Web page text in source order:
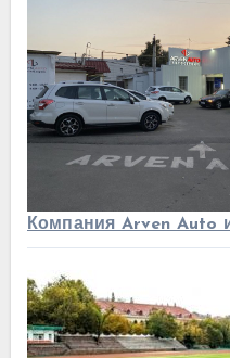
Компания Arven Auto